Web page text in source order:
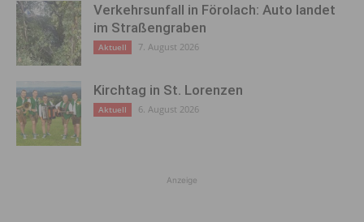
Verkehrsunfall in Förolach: Auto landet
im Straßengraben
Aktuell 7. August 2026
Kirchtag in St. Lorenzen
Aktuell 6. August 2026
Anzeige